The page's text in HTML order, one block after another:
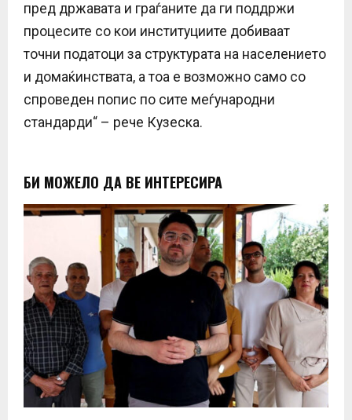
пред државата и граѓаните да ги поддржи
процесите со кои институциите добиваат
точни податоци за структурата на населението
и домаќинствата, а тоа е возможно само со
спроведен попис по сите меѓународни
стандарди“ – рече Кузеска.
БИ МОЖЕЛО ДА ВЕ ИНТЕРЕСИРА